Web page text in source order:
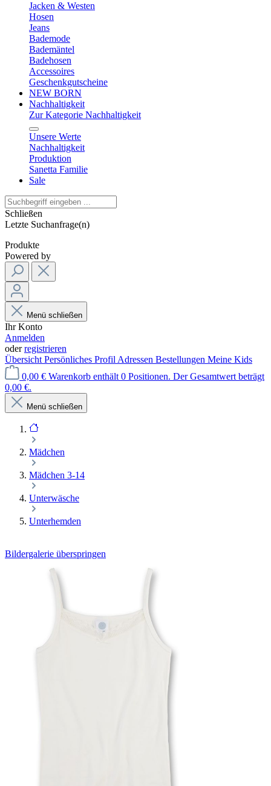
Jacken & Westen
Hosen
Jeans
Bademode
Bademäntel
Badehosen
Accessoires
Geschenkgutscheine
NEW BORN
Nachhaltigkeit
Zur Kategorie Nachhaltigkeit
Unsere Werte
Nachhaltigkeit
Produktion
Sanetta Familie
Sale
Schließen
Letzte Suchanfrage(n)
Produkte
Powered by
Menü schließen
Ihr Konto
Anmelden
oderregistrieren
Übersicht Persönliches Profil Adressen Bestellungen Meine Kids
0,00 € Warenkorb enthält 0 Positionen. Der Gesamtwert beträgt
0,00 €.
Menü schließen
Mädchen
Mädchen 3-14
Unterwäsche
Unterhemden
Bildergalerie überspringen